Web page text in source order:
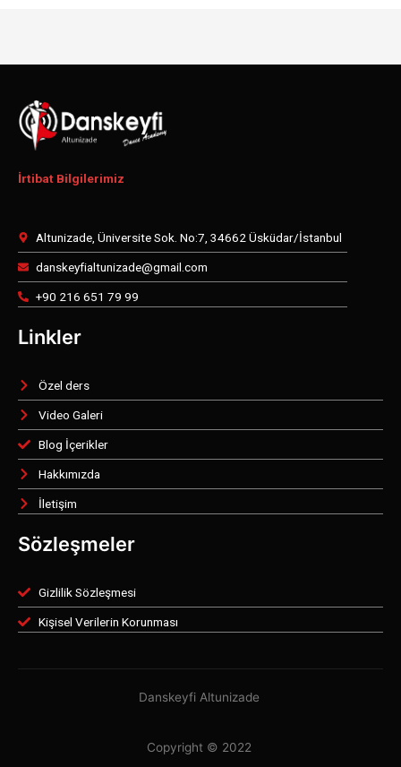
İrtibat Bilgilerimiz
Altunizade, Üniversite Sok. No:7, 34662 Üsküdar/İstanbul
danskeyfialtunizade@gmail.com
+90 216 651 79 99
Linkler
Özel ders
Video Galeri
Blog İçerikler
Hakkımızda
İletişim
Sözleşmeler
Gizlilik Sözleşmesi
Kişisel Verilerin Korunması
Danskeyfi Altunizade
Copyright © 2022